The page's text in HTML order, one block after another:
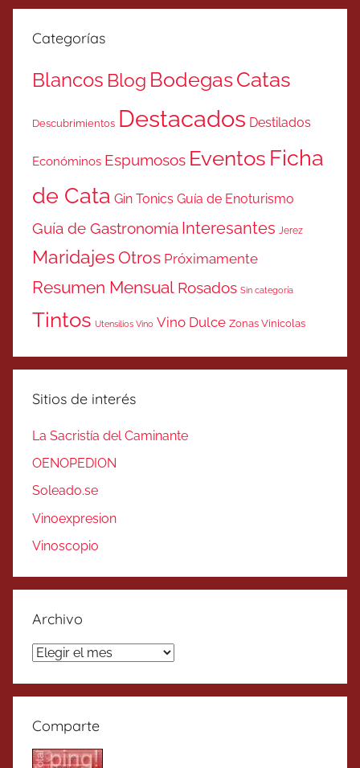
Categorías
Blancos Blog BodegasCatas
Descubrimientos Destacados Destilados
Económinos Espumosos Eventos Ficha
de Cata Gin Tonics Guía de Enoturismo
Guía de Gastronomía Interesantes Jerez
MaridajesOtros Próximamente
Resumen Mensual Rosados Sin categoría
Tintos Utensilios Vino Vino Dulce Zonas Vinicolas
Sitios de interés
La Sacristía del Caminante
OENOPEDION
Soleado.se
Vinoexpresion
Vinoscopio
Archivo
Archivo
Comparte